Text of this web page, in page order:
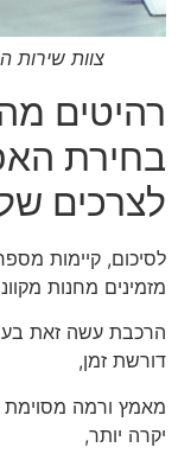
צוות שירות
רהיטים
בחירת
לצרכים
לסיכום, קיימות
מזמינים מחנות
הרכבת עשה זאת
דורשת זמן,
מאמץ ורמה מסוימת
יקרה יותר,